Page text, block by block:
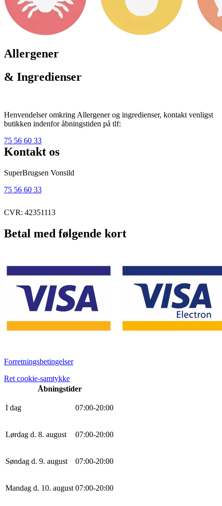
Allergener
& Ingredienser
Henvendelser omkring Allergener og ingredienser, kontakt venligst
butikken indenfor åbningstiden på tlf:
75 56 60 33
Kontakt os
SuperBrugsen Vonsild
75 56 60 33
CVR: 42351113
Betal med følgende kort
Forretningsbetingelser
Ret cookie-samtykke
Åbningstider
I dag 07:00-20:00
Lørdag d. 8. august 07:00-20:00
Søndag d. 9. august 07:00-20:00
Mandag d. 10. august 07:00-20:00